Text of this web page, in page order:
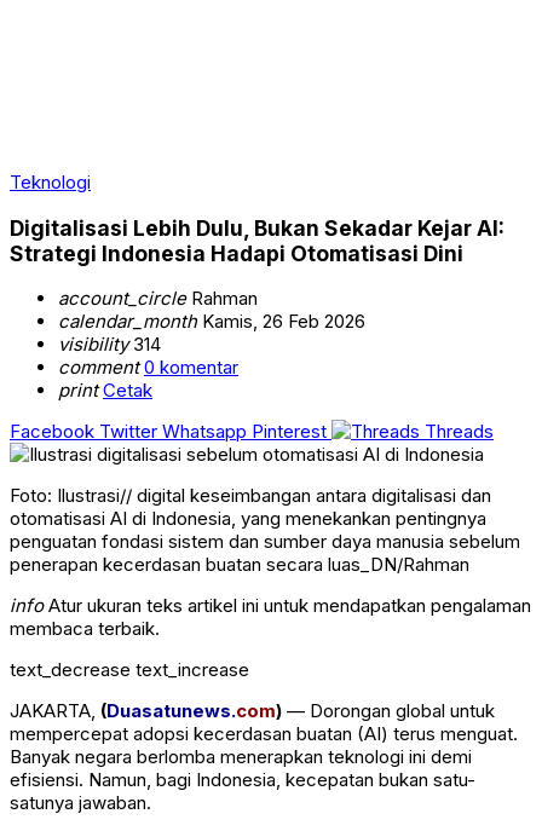
Teknologi
Digitalisasi Lebih Dulu, Bukan Sekadar Kejar AI:
Strategi Indonesia Hadapi Otomatisasi Dini
account_circleRahman
calendar_monthKamis, 26 Feb 2026
visibility314
comment 0 komentar
print Cetak
Facebook Twitter Whatsapp Pinterest Threads
Foto: Ilustrasi// digital keseimbangan antara digitalisasi dan
otomatisasi AI di Indonesia, yang menekankan pentingnya
penguatan fondasi sistem dan sumber daya manusia sebelum
penerapan kecerdasan buatan secara luas_DN/Rahman
infoAtur ukuran teks artikel ini untuk mendapatkan pengalaman
membaca terbaik.
text_decrease text_increase
JAKARTA, (Duasatunews.com) — Dorongan global untuk
mempercepat adopsi kecerdasan buatan (AI) terus menguat.
Banyak negara berlomba menerapkan teknologi ini demi
efisiensi. Namun, bagi Indonesia, kecepatan bukan satu-
satunya jawaban.